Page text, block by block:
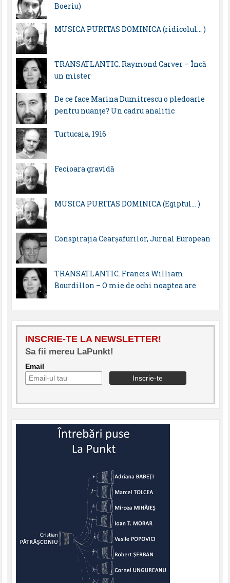
Boeriu)
MUSICA PURITAS DOMINICA (ridicolul… )
TRANSATLANTIC. Raymond Carver – Încă
un mister
De ce face Marina Dumitrescu o pledoarie
pentru nuanțe? Un cadru analitic
Turtucaia, 1916
Fecioara gravidă
MUSICA PURITAS DOMINICA (Egiptul… )
Conspirația Cearșafurilor, Jurnal European
TRANSATLANTIC. Francis William
Bourdillon – O mie de ochi noaptea are
INSCRIE-TE LA NEWSLETTER!
Sa fii mereu LaPunkt!
Email